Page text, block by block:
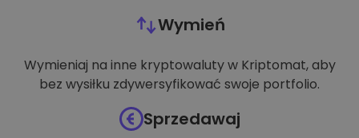
Wymień
Wymieniaj na inne kryptowaluty w Kriptomat, aby
bez wysiłku zdywersyfikować swoje portfolio.
Sprzedawaj